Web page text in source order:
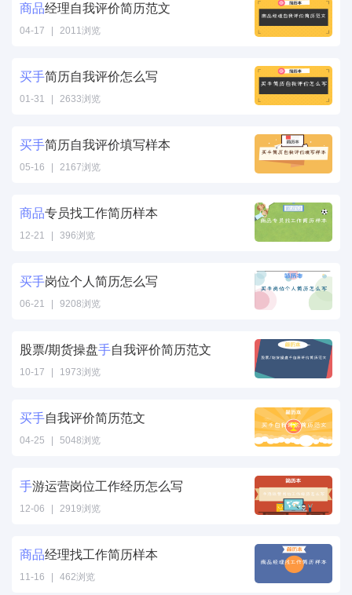
范文" />
商品经理自我评价简历范文
04-17 2011浏览
价简历范文" />
买手简历自我评价怎么写
01-31 2633浏览
价怎么写" />
买手简历自我评价填写样本
05-16 2167浏览
价填写样本" />
商品专员找工作简历样本
12-21 396浏览
简历样本" />
买手岗位个人简历怎么写
06-21 9208浏览
历怎么写" />
股票/期货操盘手自我评价简历范文
10-17 1973浏览
范文" />
买手自我评价简历范文
04-25 5048浏览
历范文" />
手游运营岗位工作经历怎么写
12-06 2919浏览
作经历怎么写"
商品经理找工作简历样本
11-16 462浏览